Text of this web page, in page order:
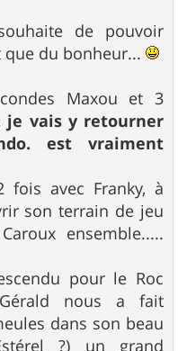
de pouvoir
du bonheur...
Maxou et 3
je vais y retourner
est vraiment
fois avec Franky, à
son terrain de jeu
ensemble.....
pour le Roc
nous a fait
dans son beau
?) un grand